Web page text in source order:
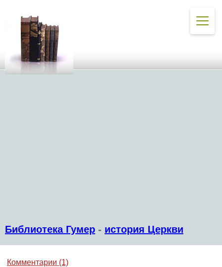
Библиотека Гумер - история Церкви
Комментарии (1)